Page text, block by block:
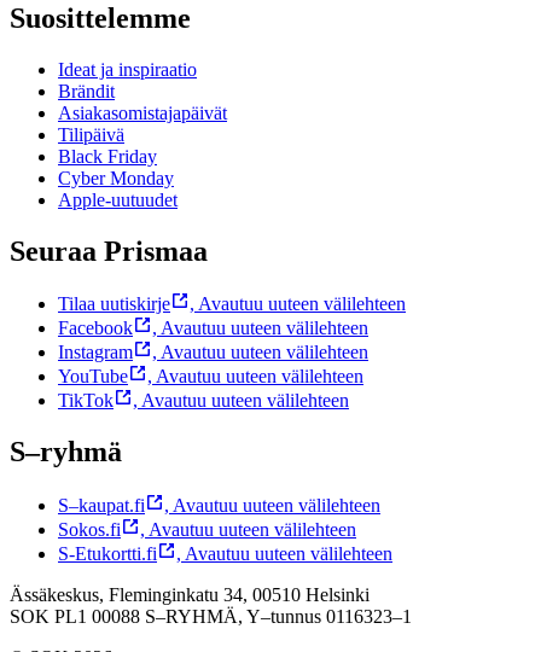
Suosittelemme
Ideat ja inspiraatio
Brändit
Asiakasomistajapäivät
Tilipäivä
Black Friday
Cyber Monday
Apple-uutuudet
Seuraa Prismaa
Tilaa uutiskirje , Avautuu uuteen välilehteen
Facebook
, Avautuu uuteen välilehteen
Instagram
, Avautuu uuteen välilehteen
YouTube
, Avautuu uuteen välilehteen
TikTok
, Avautuu uuteen välilehteen
S–ryhmä
S–kaupat.fi , Avautuu uuteen välilehteen
Sokos.fi
, Avautuu uuteen välilehteen
S-Etukortti.fi
, Avautuu uuteen välilehteen
Ässäkeskus, Fleminginkatu 34, 00510 Helsinki
SOK PL1 00088 S–RYHMÄ, Y–tunnus 0116323–1